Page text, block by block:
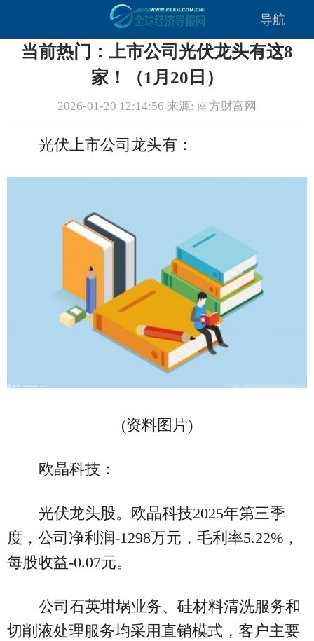
导航
当前热门：上市公司光伏龙头有这8
家！（1月20日）
2026-01-20 12:14:56 来源: 南方财富网
光伏上市公司龙头有：
(资料图片)
欧晶科技：
光伏龙头股。欧晶科技2025年第三季
度，公司净利润-1298万元，毛利率5.22%，
每股收益-0.07元。
公司石英坩埚业务、硅材料清洗服务和
切削液处理服务均采用直销模式，客户主要